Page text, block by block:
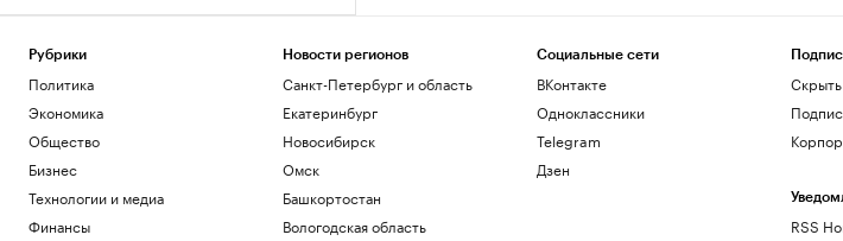
Стиль
вкладам после заседания ЦБ
Инвестиции
США выделят $1 млрд на поддержку
Политика
Колумбия присоединится к
созданному США альянсу «Щит
Америк»
Рубрики
Политика
Экономика
Общество
Бизнес
Технологии и медиа
Финансы
Новости регионов
Санкт-Петербург и область
Екатеринбург
Новосибирск
Омск
Башкортостан
Вологодская область
Социальные сети
ВКонтакте
Одноклассники
Telegram
Дзен
RSS